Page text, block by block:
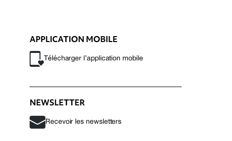
APPLICATION MOBILE
Télécharger l’application mobile
NEWSLETTER
Recevoir les newsletters